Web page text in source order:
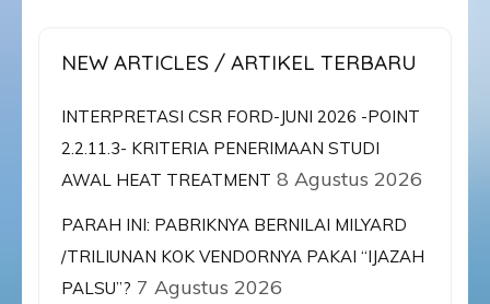
NEW ARTICLES / ARTIKEL TERBARU
INTERPRETASI CSR FORD-JUNI 2026 -POINT
2.2.11.3- KRITERIA PENERIMAAN STUDI
AWAL HEAT TREATMENT 8 Agustus 2026
PARAH INI: PABRIKNYA BERNILAI MILYARD
/TRILIUNAN KOK VENDORNYA PAKAI “IJAZAH
PALSU”? 7 Agustus 2026